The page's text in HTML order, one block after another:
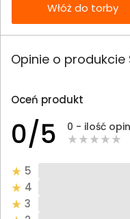
Włóż do torby
Opinie o produkcie
Oceń produkt
0/5 0 - ilość
5
4
3